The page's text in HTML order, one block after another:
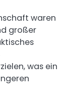
waren
großer
was ein